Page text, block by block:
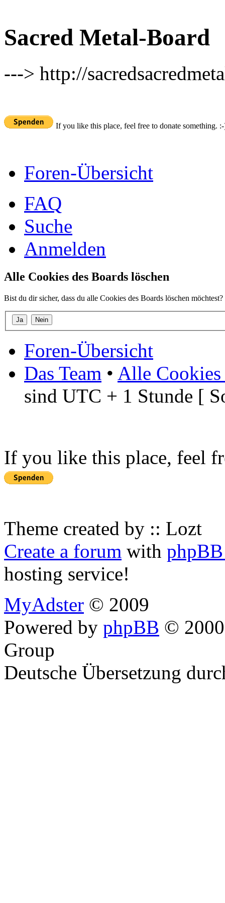
Sacred Metal-Board
---> http://
If you like this place, feel free to donate something.
Foren-Übersicht
FAQ
Suche
Anmelden
Alle Cookies des Boards löschen
Bist du dir sicher, dass du alle Cookies des Boards löschen möchtest?
Foren-Übersicht
Das Team • Alle Cookies
sind UTC + 1 Stunde [
If you like this place, feel
Theme created by :: Lozt
Create a forum with
hosting service!
MyAdster © 2009
Powered by phpBB ©
Group
Deutsche Übersetzung